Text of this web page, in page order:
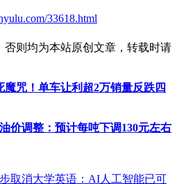
33618.html
否则均为本站原创文章，转载时请
咒！单车让利超2万销量反跌四
价调整：预计每吨下调130元左右